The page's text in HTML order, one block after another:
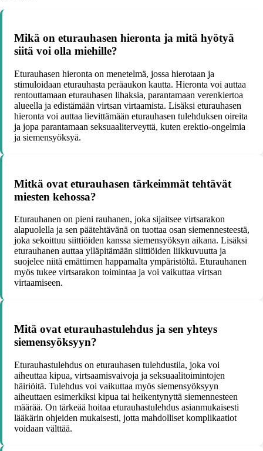
Mikä on eturauhasen hieronta ja mitä hyötyä
siitä voi olla miehille?
Eturauhasen hieronta on menetelmä, jossa hierotaan ja
stimuloidaan eturauhasta peräaukon kautta. Hieronta voi auttaa
rentouttamaan eturauhasen lihaksia, parantamaan verenkiertoa
alueella ja edistämään virtsan virtaamista. Lisäksi eturauhasen
hieronta voi auttaa lievittämään eturauhasen tulehduksen oireita
ja jopa parantamaan seksuaaliterveyttä, kuten erektio-ongelmia
ja siemensyöksyä.
Mitkä ovat eturauhasen tärkeimmät tehtävät
miesten kehossa?
Eturauhanen on pieni rauhanen, joka sijaitsee virtsarakon
alapuolella ja sen päätehtävänä on tuottaa osan siemennesteestä,
joka sekoittuu siittiöiden kanssa siemensyöksyn aikana. Lisäksi
eturauhanen auttaa ylläpitämään siittiöiden liikkuvuutta ja
suojelee niitä emättimen happamalta ympäristöltä. Eturauhanen
myös tukee virtsarakon toimintaa ja voi vaikuttaa virtsan
virtaamiseen.
Mitä ovat eturauhastulehdus ja sen yhteys
siemensyöksyyn?
Eturauhastulehdus on eturauhasen tulehdustila, joka voi
aiheuttaa kipua, virtsaamisvaivoja ja seksuaalitoimintojen
häiriöitä. Tulehdus voi vaikuttaa myös siemensyöksyyn
aiheuttaen esimerkiksi kipua tai heikentynyttä siemennesteen
määrää. On tärkeää hoitaa eturauhastulehdus asianmukaisesti
lääkärin ohjeiden mukaisesti, jotta mahdolliset komplikaatiot
voidaan välttää.